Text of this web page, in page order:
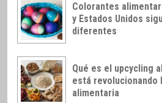
Colorantes
y Estados Unidos
diferentes
Qué es el upcycling
está revolucionando
alimentaria